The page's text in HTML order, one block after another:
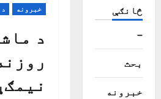
خبرونه
د
څانګې
–
بحث
خبرونه